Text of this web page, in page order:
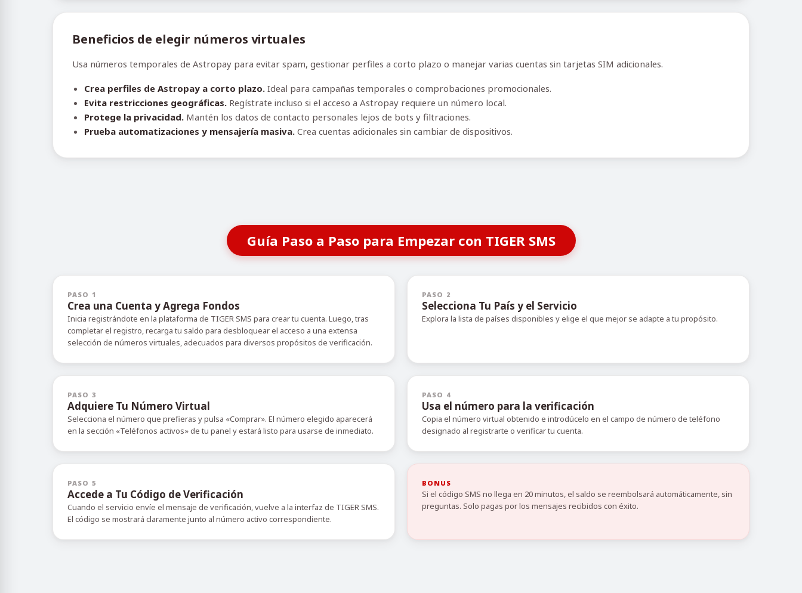
Beneficios de elegir números virtuales
Usa números temporales de Astropay para evitar spam, gestionar perfiles a corto plazo o manejar varias cuentas sin tarjetas SIM adicionales.
Crea perfiles de Astropay a corto plazo. Ideal para campañas temporales o comprobaciones promocionales.
Evita restricciones geográficas. Regístrate incluso si el acceso a Astropay requiere un número local.
Protege la privacidad. Mantén los datos de contacto personales lejos de bots y filtraciones.
Prueba automatizaciones y mensajería masiva. Crea cuentas adicionales sin cambiar de dispositivos.
Guía Paso a Paso para Empezar con TIGER SMS
PASO 1
Crea una Cuenta y Agrega Fondos
Inicia registrándote en la plataforma de TIGER SMS para crear tu cuenta. Luego, tras
completar el registro, recarga tu saldo para desbloquear el acceso a una extensa
selección de números virtuales, adecuados para diversos propósitos de verificación.
PASO 2
Selecciona Tu País y el Servicio
Explora la lista de países disponibles y elige el que mejor se adapte a tu propósito.
PASO 3
Adquiere Tu Número Virtual
Selecciona el número que prefieras y pulsa «Comprar». El número elegido aparecerá
en la sección «Teléfonos activos» de tu panel y estará listo para usarse de inmediato.
PASO 4
Usa el número para la verificación
Copia el número virtual obtenido e introdúcelo en el campo de número de teléfono
designado al registrarte o verificar tu cuenta.
PASO 5
Accede a Tu Código de Verificación
Cuando el servicio envíe el mensaje de verificación, vuelve a la interfaz de TIGER SMS.
El código se mostrará claramente junto al número activo correspondiente.
BONUS
Si el código SMS no llega en 20 minutos, el saldo se reembolsará automáticamente, sin
preguntas. Solo pagas por los mensajes recibidos con éxito.